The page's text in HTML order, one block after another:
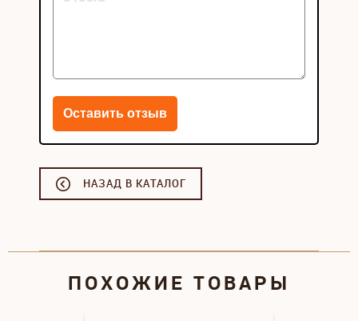
НАЗАД В КАТАЛОГ
ПОХОЖИЕ ТОВАРЫ